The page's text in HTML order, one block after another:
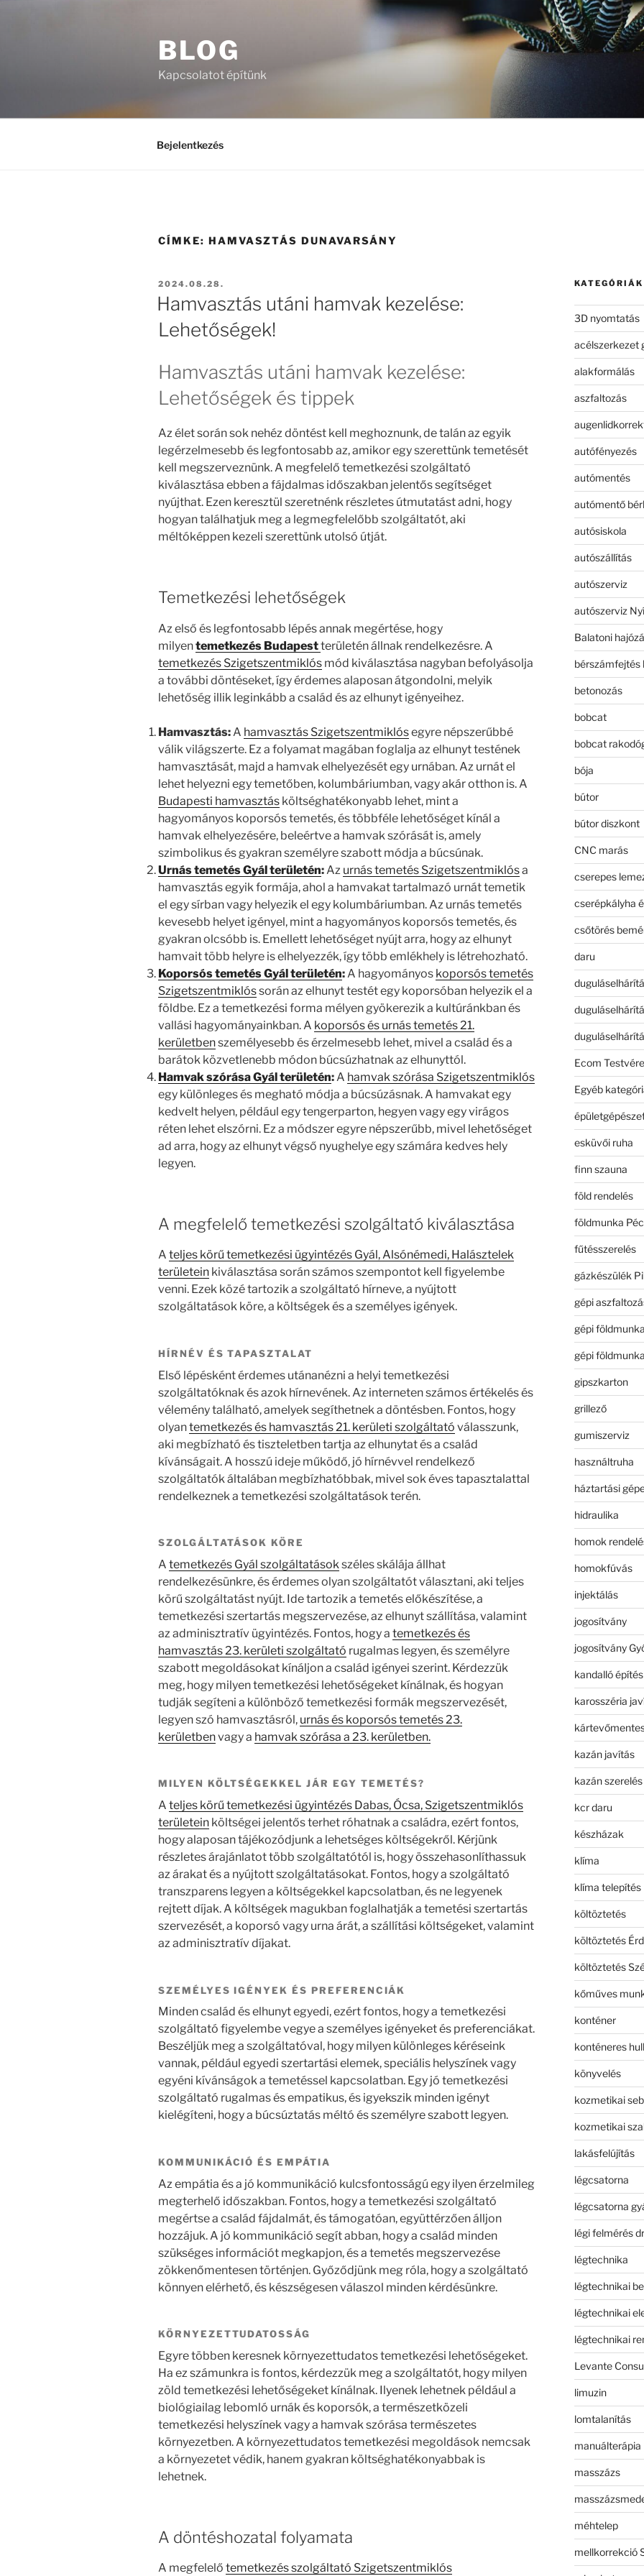
BLOG
Kapcsolatot építünk
Bejelentkezés
CÍMKE: HAMVASZTÁS DUNAVARSÁNY
BEKÜLDVE:
2024.08.28.
Hamvasztás utáni hamvak kezelése:
Lehetőségek!
Hamvasztás utáni hamvak kezelése:
Lehetőségek és tippek
Az élet során sok nehéz döntést kell meghoznunk, de talán az egyik
legérzelmesebb és legfontosabb az, amikor egy szerettünk temetését
kell megszerveznünk. A megfelelő temetkezési szolgáltató
kiválasztása ebben a fájdalmas időszakban jelentős segítséget
nyújthat. Ezen keresztül szeretnénk részletes útmutatást adni, hogy
hogyan találhatjuk meg a legmegfelelőbb szolgáltatót, aki
méltóképpen kezeli szerettünk utolsó útját.
Temetkezési lehetőségek
Az első és legfontosabb lépés annak megértése, hogy
milyentemetkezés Budapestterületén állnak rendelkezésre. A
temetkezés Szigetszentmiklós mód kiválasztása nagyban befolyásolja
a további döntéseket, így érdemes alaposan átgondolni, melyik
lehetőség illik leginkább a család és az elhunyt igényeihez.
Hamvasztás: A hamvasztás Szigetszentmiklósegyre népszerűbbé
válik világszerte. Ez a folyamat magában foglalja az elhunyt testének
hamvasztását, majd a hamvak elhelyezését egy urnában. Az urnát el
lehet helyezni egy temetőben, kolumbáriumban, vagy akár otthon is. A
Budapesti hamvasztás költséghatékonyabb lehet, mint a
hagyományos koporsós temetés, és többféle lehetőséget kínál a
hamvak elhelyezésére, beleértve a hamvak szórását is, amely
szimbolikus és gyakran személyre szabott módja a búcsúnak.
Urnás temetés Gyál területén: Az urnás temetés Szigetszentmiklósa
hamvasztás egyik formája, ahol a hamvakat tartalmazó urnát temetik
el egy sírban vagy helyezik el egy kolumbáriumban. Az urnás temetés
kevesebb helyet igényel, mint a hagyományos koporsós temetés, és
gyakran olcsóbb is. Emellett lehetőséget nyújt arra, hogy az elhunyt
hamvait több helyre is elhelyezzék, így több emlékhely is létrehozható.
Koporsós temetés Gyál területén: A hagyományos koporsós temetés
Szigetszentmiklóssorán az elhunyt testét egy koporsóban helyezik el a
földbe. Ez a temetkezési forma mélyen gyökerezik a kultúránkban és
vallási hagyományainkban. A koporsós és urnás temetés 21.
kerületbenszemélyesebb és érzelmesebb lehet, mivel a család és a
barátok közvetlenebb módon búcsúzhatnak az elhunyttól.
Hamvak szórása Gyál területén: A hamvak szórása Szigetszentmiklós
egy különleges és megható módja a búcsúzásnak. A hamvakat egy
kedvelt helyen, például egy tengerparton, hegyen vagy egy virágos
réten lehet elszórni. Ez a módszer egyre népszerűbb, mivel lehetőséget
ad arra, hogy az elhunyt végső nyughelye egy számára kedves hely
legyen.
A megfelelő temetkezési szolgáltató kiválasztása
A teljes körű temetkezési ügyintézés Gyál, Alsónémedi, Halásztelek
területein kiválasztása során számos szempontot kell figyelembe
venni. Ezek közé tartozik a szolgáltató hírneve, a nyújtott
szolgáltatások köre, a költségek és a személyes igények.
HÍRNÉV ÉS TAPASZTALAT
Első lépésként érdemes utánanézni a helyi temetkezési
szolgáltatóknak és azok hírnevének. Az interneten számos értékelés és
vélemény található, amelyek segíthetnek a döntésben. Fontos, hogy
olyantemetkezés és hamvasztás 21. kerületi szolgáltató válasszunk,
aki megbízható és tiszteletben tartja az elhunytat és a család
kívánságait. A hosszú ideje működő, jó hírnévvel rendelkező
szolgáltatók általában megbízhatóbbak, mivel sok éves tapasztalattal
rendelkeznek a temetkezési szolgáltatások terén.
SZOLGÁLTATÁSOK KÖRE
A temetkezés Gyál szolgáltatások széles skálája állhat
rendelkezésünkre, és érdemes olyan szolgáltatót választani, aki teljes
körű szolgáltatást nyújt. Ide tartozik a temetés előkészítése, a
temetkezési szertartás megszervezése, az elhunyt szállítása, valamint
az adminisztratív ügyintézés. Fontos, hogy a temetkezés és
hamvasztás 23. kerületi szolgáltató rugalmas legyen, és személyre
szabott megoldásokat kínáljon a család igényei szerint. Kérdezzük
meg, hogy milyen temetkezési lehetőségeket kínálnak, és hogyan
tudják segíteni a különböző temetkezési formák megszervezését,
legyen szó hamvasztásról, urnás és koporsós temetés 23.
kerületbenvagy a hamvak szórása a 23. kerületben.
MILYEN KÖLTSÉGEKKEL JÁR EGY TEMETÉS?
A teljes körű temetkezési ügyintézés Dabas, Ócsa, Szigetszentmiklós
területein költségei jelentős terhet róhatnak a családra, ezért fontos,
hogy alaposan tájékozódjunk a lehetséges költségekről. Kérjünk
részletes árajánlatot több szolgáltatótól is, hogy összehasonlíthassuk
az árakat és a nyújtott szolgáltatásokat. Fontos, hogy a szolgáltató
transzparens legyen a költségekkel kapcsolatban, és ne legyenek
rejtett díjak. A költségek magukban foglalhatják a temetési szertartás
szervezését, a koporsó vagy urna árát, a szállítási költségeket, valamint
az adminisztratív díjakat.
SZEMÉLYES IGÉNYEK ÉS PREFERENCIÁK
Minden család és elhunyt egyedi, ezért fontos, hogy a temetkezési
szolgáltató figyelembe vegye a személyes igényeket és preferenciákat.
Beszéljük meg a szolgáltatóval, hogy milyen különleges kéréseink
vannak, például egyedi szertartási elemek, speciális helyszínek vagy
egyéni kívánságok a temetéssel kapcsolatban. Egy jó temetkezési
szolgáltató rugalmas és empatikus, és igyekszik minden igényt
kielégíteni, hogy a búcsúztatás méltó és személyre szabott legyen.
KOMMUNIKÁCIÓ ÉS EMPÁTIA
Az empátia és a jó kommunikáció kulcsfontosságú egy ilyen érzelmileg
megterhelő időszakban. Fontos, hogy a temetkezési szolgáltató
megértse a család fájdalmát, és támogatóan, együttérzően álljon
hozzájuk. A jó kommunikáció segít abban, hogy a család minden
szükséges információt megkapjon, és a temetés megszervezése
zökkenőmentesen történjen. Győződjünk meg róla, hogy a szolgáltató
könnyen elérhető, és készségesen válaszol minden kérdésünkre.
KÖRNYEZETTUDATOSSÁG
Egyre többen keresnek környezettudatos temetkezési lehetőségeket.
Ha ez számunkra is fontos, kérdezzük meg a szolgáltatót, hogy milyen
zöld temetkezési lehetőségeket kínálnak. Ilyenek lehetnek például a
biológiailag lebomló urnák és koporsók, a természetközeli
temetkezési helyszínek vagy a hamvak szórása természetes
környezetben. A környezettudatos temetkezési megoldások nemcsak
a környezetet védik, hanem gyakran költséghatékonyabbak is
lehetnek.
A döntéshozatal folyamata
A megfelelő temetkezés szolgáltató Szigetszentmiklós
KATEGÓRIÁK
3D nyomtatás
acélszerkezet
alakformálás
aszfaltozás
autófényezés
autómentés
autómentő
autósiskola
autószállítás
autószerviz
autószerviz
Balatoni
bérszámfejtés
betonozás
bobcat
bobcat
bója
bútor
bútor diszkont
CNC marás
cserepes
cserépkályha
csőtörés
daru
Ecom
Egyéb
esküvői ruha
finn szauna
föld rendelés
földmunka
fűtésszerelés
gázkészülék
gépi
gépi földmunka
gépi
gipszkarton
grillező
gumiszerviz
használtruha
háztartási
hidraulika
homok
homokfúvás
injektálás
jogosítvány
jogosítvány
kandalló építés
karosszéria
kazán javítás
kazán szerelés
kcr daru
készházak
klíma
klíma telepítés
költöztetés
költöztetés Érd
költöztetés
kőműves
konténer
konténeres
könyvelés
kozmetikai
kozmetikai
lakásfelújítás
légcsatorna
légcsatorna
légi felmérés
légtechnika
légtechnikai
légtechnikai
légtechnikai
Levante
limuzin
lomtalanítás
manuálterápia
masszázs
méhtelep
mellkorrekció